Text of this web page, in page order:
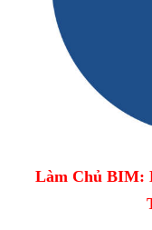
Làm Chủ BIM: